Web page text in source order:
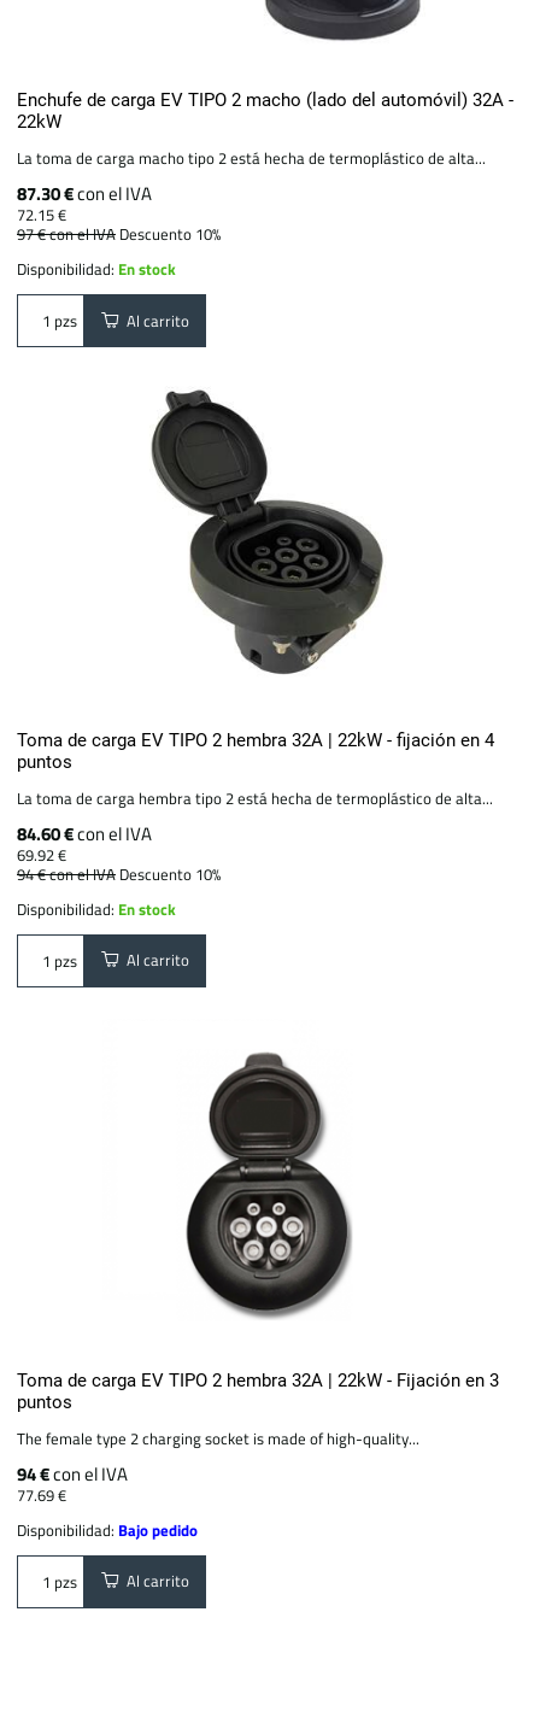
Enchufe de carga EV TIPO 2 macho (lado del automóvil) 32A -
22kW
La toma de carga macho tipo 2 está hecha de termoplástico de alta...
87.30 €con el IVA
72.15 €
97 €con el IVA Descuento 10%
Disponibilidad: En stock
pzs Al carrito
Toma de carga EV TIPO 2 hembra 32A | 22kW - fijación en 4
puntos
La toma de carga hembra tipo 2 está hecha de termoplástico de alta...
84.60 €con el IVA
69.92 €
94 €con el IVA Descuento 10%
Disponibilidad: En stock
pzs Al carrito
Toma de carga EV TIPO 2 hembra 32A | 22kW - Fijación en 3
puntos
The female type 2 charging socket is made of high-quality...
94 €con el IVA
77.69 €
Disponibilidad: Bajo pedido
pzs Al carrito